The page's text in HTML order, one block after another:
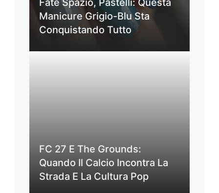
Manicure Grigio-Blu Sta
Conquistando Tutto
FC 27 E The Grounds:
Quando Il Calcio Incontra La
Strada E La Cultura Pop